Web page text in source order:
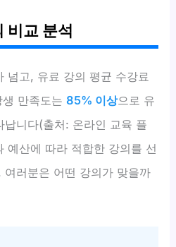
비교 분석
넘고, 유료 강의 평균 수강료
생 만족도는85% 이상으로 유
납니다(출처: 온라인 교육 플
산에 따라 적합한 강의를 선
러분은 어떤 강의가 맞을까